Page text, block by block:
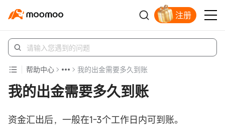
注册
帮助中心 我的出金需要多久到账
我的出金需要多久到账
资金汇出后，一般在1-3个工作日内可到账。